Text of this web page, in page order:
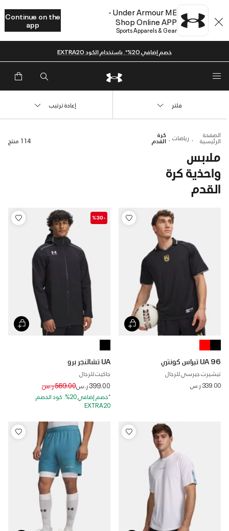
Under Armour ME -
Shop Online APP
Sports Apparels & Gear
Continue on the
app
خصم إضافي 20%*. باستخدام الكود EXTRA20
الصفحة
الرئيسية رياضات كرة
القدم
ملابس
واحذية كرة
القدم
114 منتج
فلتر إعادة ترتيب
UA 96 تيراس كونتري
تيشيرت جيرسي للرجال
339.00 ر.س
-%30
UA تشالنجر برو
جاكيت للرجال
399.00 ر.س Price reduced from
569.00 ر.س to
*خصم إضافي 20%. كود الخصم:
EXTRA20